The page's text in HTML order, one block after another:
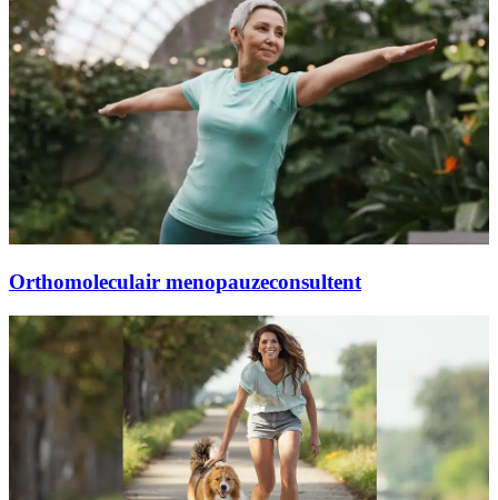
Orthomoleculair menopauzeconsultent